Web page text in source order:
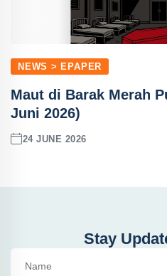
NEWS > EPAPER
Maut di Barak Merah
Juni 2026)
24 JUNE 2026
Stay